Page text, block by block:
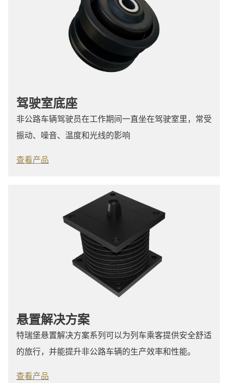
驾驶室底座
非公路车辆驾驶员在工作期间一直坐在驾驶室里，常受
振动、噪音、温度和光线的影响
查看产品
悬置解决方案
特瑞堡悬置解决方案系列可以为列车乘客提供安全舒适
的旅行，并能提升非公路车辆的生产效率和性能。
查看产品